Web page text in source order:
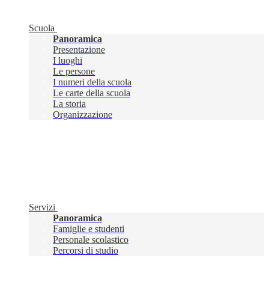
Scuola
Panoramica
Presentazione
I luoghi
Le persone
I numeri della scuola
Le carte della scuola
La storia
Organizzazione
Servizi
Panoramica
Famiglie e studenti
Personale scolastico
Percorsi di studio